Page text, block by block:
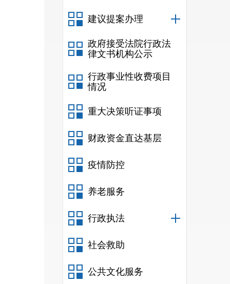
建议提案办理
政府接受法院行政法
律文书机构公示
行政事业性收费项目
情况
重大决策听证事项
财政资金直达基层
疫情防控
养老服务
行政执法
社会救助
公共文化服务